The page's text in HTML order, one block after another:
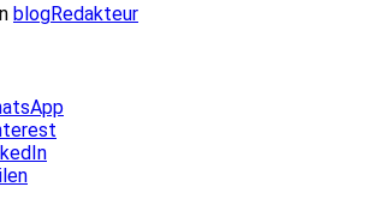
blogRedakteur